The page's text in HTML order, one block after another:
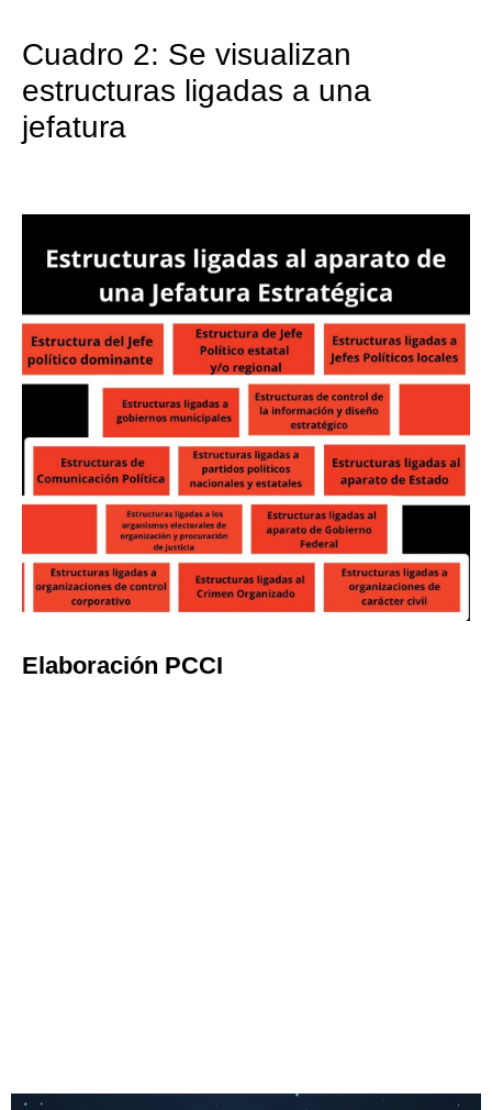
Cuadro 2: Se visualizan
estructuras ligadas a una
jefatura
Elaboración PCCI